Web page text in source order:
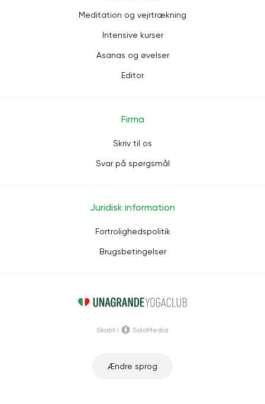
Meditation og vejrtrækning
Intensive kurser
Asanas og øvelser
Editor
Firma
Skriv til os
Svar på spørgsmål
Juridisk information
Fortrolighedspolitik
Brugsbetingelser
Ændre sprog
Skabt i SoloMedia